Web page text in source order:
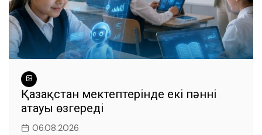
Қазақстан мектептерінде екі пәннің
атауы өзгереді
06.08.2026